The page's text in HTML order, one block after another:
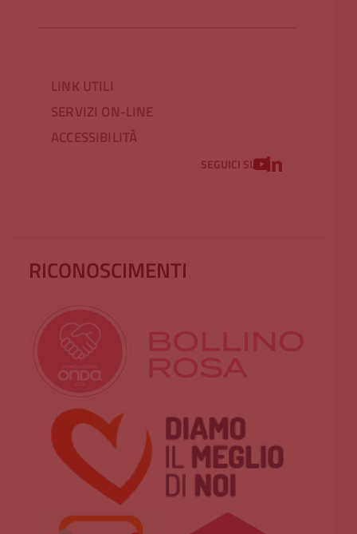
LINK UTILI
SERVIZI ON-LINE
ACCESSIBILITÀ
SEGUICI SUYOUTUBE
LINKEDIN
RICONOSCIMENTI